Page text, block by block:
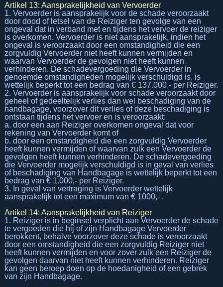
Artikel 13: Aansprakelijkheid van Vervoerder
1. Vervoerder is aansprakelijk voor de schade veroorzaakt
door dood of letsel van de Reiziger ten gevolge van een
ongeval dat in verband met en tijdens het vervoer de reiziger
is overkomen. Vervoerder is niet aansprakelijk, indien het
ongeval is veroorzaakt door een omstandigheid die een
zorgvuldig Vervoerder niet heeft kunnen vermijden en
waarvan Vervoerder de gevolgen niet heeft kunnen
verhinderen. De schadevergoeding die Vervoerder in
genoemde omstandigheden mogelijk verschuldigd is, is
wettelijk beperkt tot een bedrag van € 137.000,- per Reiziger.
2. Vervoerder is aansprakelijk voor schade veroorzaakt door
geheel of gedeeltelijk verlies dan wel beschadiging van de
handbagage, voorzover dit verlies of deze beschadiging is
ontstaan tijdens het vervoer en is veroorzaakt:
a. door een aan Reiziger overkomen ongeval dat voor
rekening van Vervoerder komt of
b. door een omstandigheid die een zorgvuldig Vervoerder
heeft kunnen vermijden of waarvan zulk een Vervoerder de
gevolgen heeft kunnen verhinderen. De schadevergoeding
die Vervoerder mogelijk verschuldigd is in geval van verlies
of beschadiging van Handbagage is wettelijk beperkt tot een
bedrag van € 1.000,- per Reiziger.
3. In geval van vertraging is Vervoerder wettelijk
aansprakelijk tot een maximum van € 1000,- .
Artikel 14: Aansprakelijkheid van Reiziger
1. Reiziger is in beginsel verplicht aan Vervoerder de schade
te vergoeden die hij of zijn Handbagage Vervoerder
berokkent, behalve voorzover deze schade is veroorzaakt
door een omstandigheid die een zorgvuldig Reiziger niet
heeft kunnen vermijden en voor zover zulk een Reiziger de
gevolgen daarvan niet heeft kunnen verhinderen. Reiziger
kan geen beroep doen op de hoedanigheid of een gebrek
van zijn Handbagage.